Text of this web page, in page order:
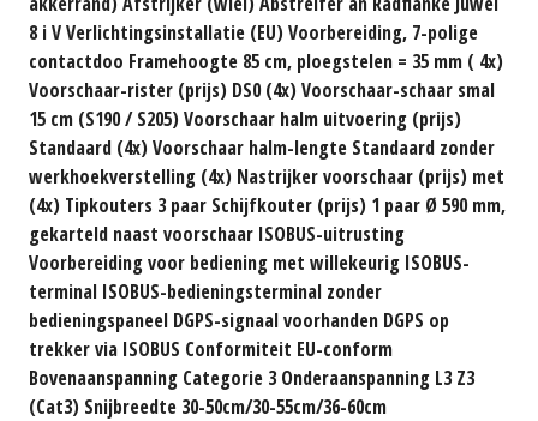
8 i V Verlichtingsinstallatie (EU) Voorbereiding, 7-polige
contactdoo Framehoogte 85 cm, ploegstelen = 35 mm ( 4x)
Voorschaar-rister (prijs) DS0 (4x) Voorschaar-schaar smal
15 cm (S190 / S205) Voorschaar halm uitvoering (prijs)
Standaard (4x) Voorschaar halm-lengte Standaard zonder
werkhoekverstelling (4x) Nastrijker voorschaar (prijs) met
(4x) Tipkouters 3 paar Schijfkouter (prijs) 1 paar Ø 590 mm,
gekarteld naast voorschaar ISOBUS-uitrusting
Voorbereiding voor bediening met willekeurig ISOBUS-
terminal ISOBUS-bedieningsterminal zonder
bedieningspaneel DGPS-signaal voorhanden DGPS op
trekker via ISOBUS Conformiteit EU-conform
Bovenaanspanning Categorie 3 Onderaanspanning L3 Z3
(Cat3) Snijbreedte 30-50cm/30-55cm/36-60cm